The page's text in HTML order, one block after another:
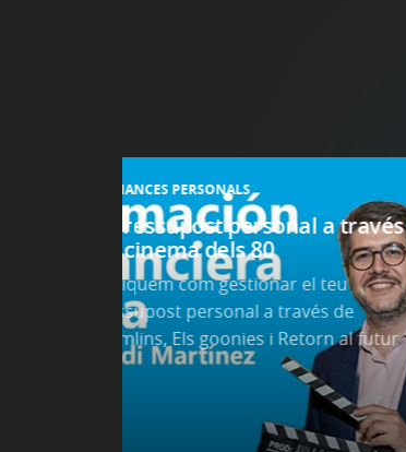
FINANCES PERSONALS
El pressupost personal a través
del cinema dels 80
Expliquem com gestionar el teu
pressupost personal a través de
Gremlins, Els goonies i Retorn al futur